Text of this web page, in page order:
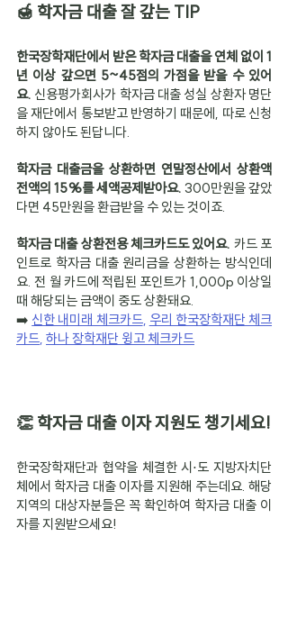
🍯 학자금 대출 잘 갚는 TIP
한국장학재단에서 받은 학자금 대출을 연체 없이 1
년 이상 갚으면 5~45점의 가점을 받을 수 있어
요. 신용평가회사가 학자금 대출 성실 상환자 명단
을 재단에서 통보받고 반영하기 때문에, 따로 신청
하지 않아도 된답니다.
학자금 대출금을 상환하면 연말정산에서 상환액
전액의 15%를 세액공제받아요. 300만원을 갚았
다면 45만원을 환급받을 수 있는 것이죠.
학자금 대출 상환전용 체크카드도 있어요. 카드 포
인트로 학자금 대출 원리금을 상환하는 방식인데
요. 전 월 카드에 적립된 포인트가 1,000p 이상일
때 해당되는 금액이 중도 상환돼요.
➡️ 신한 내미래 체크카드, 우리 한국장학재단 체크
카드, 하나 장학재단 윙고 체크카드
👏 학자금 대출 이자 지원도 챙기세요!
한국장학재단과 협약을 체결한 시⋅도 지방자치단
체에서 학자금 대출 이자를 지원해 주는데요. 해당
지역의 대상자분들은 꼭 확인하여 학자금 대출 이
자를 지원받으세요!